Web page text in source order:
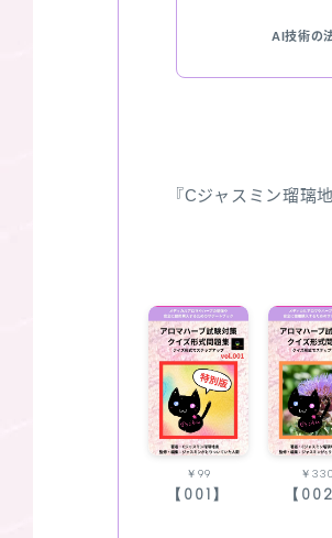
AI技術の
『Cジャスミン瑠璃
￥99
【001】
￥330
【002